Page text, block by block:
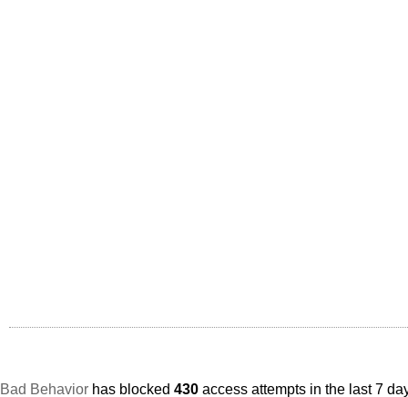
Bad Behavior has blocked 430 access attempts in the last 7